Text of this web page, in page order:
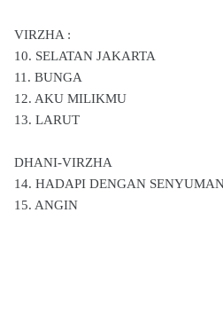
VIRZHA :
10. SELATAN JAKARTA
11. BUNGA
12. AKU MILIKMU
13. LARUT
DHANI-VIRZHA
14. HADAPI DENGAN
15. ANGIN